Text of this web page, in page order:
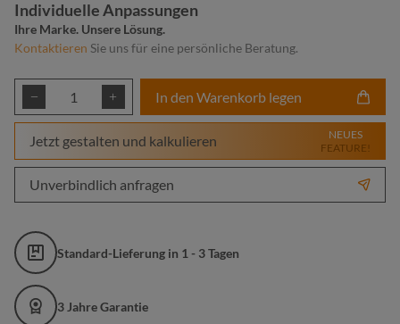
Individuelle Anpassungen
Ihre Marke. Unsere Lösung.
Kontaktieren Sie uns für eine persönliche Beratung.
Produkt Anzahl: Gib den gewünschten
In den Warenkorb legen
Jetzt gestalten und kalkulieren
NEUES
FEATURE!
Unverbindlich anfragen
Standard-Lieferung in 1 - 3 Tagen
3 Jahre Garantie